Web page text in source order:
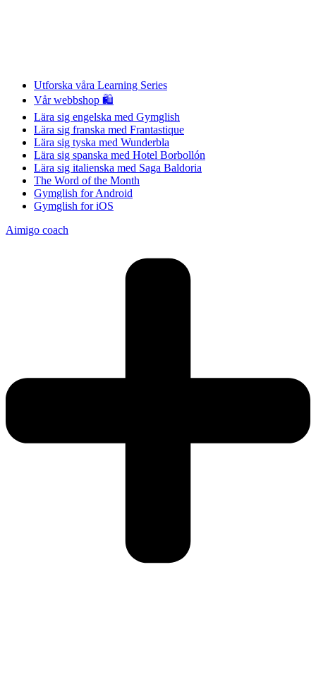
Utforska våra Learning Series
Vår webbshop 🛍
Lära sig engelska med Gymglish
Lära sig franska med Frantastique
Lära sig tyska med Wunderbla
Lära sig spanska med Hotel Borbollón
Lära sig italienska med Saga Baldoria
The Word of the Month
Gymglish for Android
Gymglish for iOS
Aimigo coach